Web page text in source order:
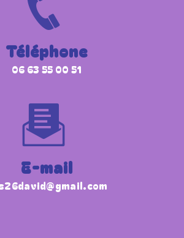
Téléphone
06 63 55 00 51
E-mail